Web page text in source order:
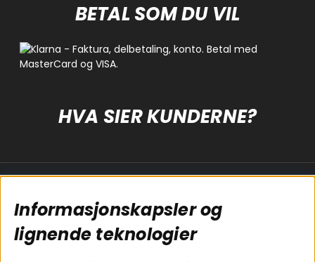
BETAL SOM DU VIL
HVA SIER KUNDERNE?
Koblingsguide for
subwoofers
Tilkobling av
Cookies
Kjøpsvilkår
Personvernpolicy
Informasjonskapsler og
lignende teknologier